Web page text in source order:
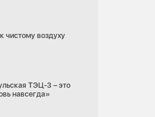
чистому воздуху
ТЭЦ-3 – это
навсегда»